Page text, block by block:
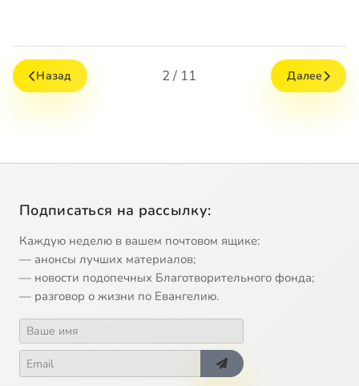
Назад 2 / 11 Далее
Подписаться на рассылку:
Каждую неделю в вашем почтовом ящике:
— анонсы лучших материалов;
— новости подопечных Благотворительного фонда;
— разговор о жизни по Евангелию.